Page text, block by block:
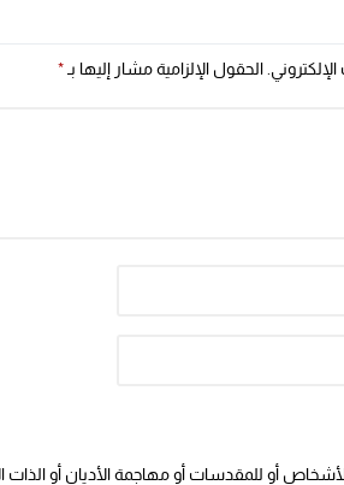
الحقول الإلزامية مشار إليها بـ *
أو للمقدسات أو مهاجمة الأديان أو الذات